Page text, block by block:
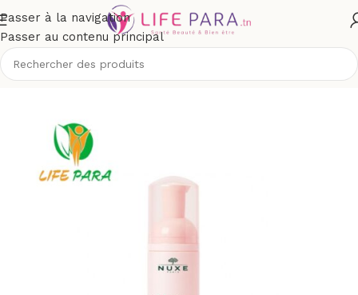
Passer à la navigation
Passer au contenu principal
/Démaquillants, nettoyants visage/Lait, mousse, émulsion